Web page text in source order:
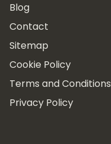
Blog
Contact
Sitemap
Cookie Policy
Terms and Conditions
Privacy Policy